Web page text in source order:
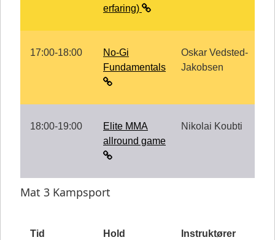
erfaring)
17:00-18:00
No-Gi
Fundamentals
Oskar Vedsted-
Jakobsen
18:00-19:00
Elite MMA
allround game
Nikolai Koubti
Mat 3 Kampsport
Tid Hold Instruktører